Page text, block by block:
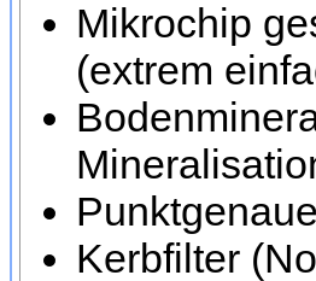
Mikrochip
(extrem
Kerbfilter